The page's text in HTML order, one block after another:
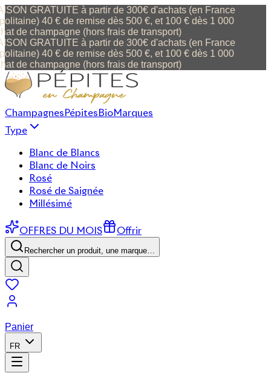
GRATUITE à partir de 300€ d'achats (en France
40 € de remise dès 500 €, et 100 € dès 1 000
de champagne (hors frais de transport)
GRATUITE à partir de 300€ d'achats (en France
40 € de remise dès 500 €, et 100 € dès 1 000
de champagne (hors frais de transport)
ChampagnesPépitesBioMarques
Type
Blanc de Blancs
Blanc de Noirs
Rosé
Rosé de Saignée
Millésimé
OFFRES DU MOIS Offrir
Rechercher un produit, une marque…
Panier
FR